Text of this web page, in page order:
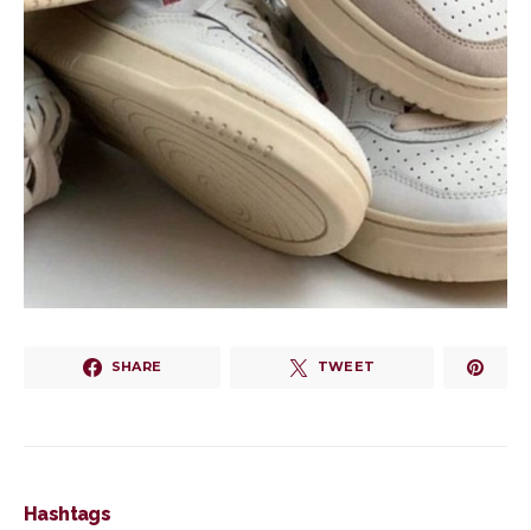
SHARE TWEET
Hashtags